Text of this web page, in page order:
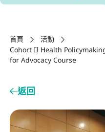
首頁
活動
Cohort II Health
for Advocacy Course
返回